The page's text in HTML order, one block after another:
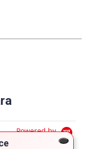
Powered by